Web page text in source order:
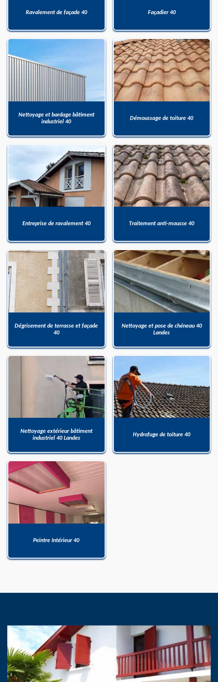
Ravalement de façade 40 Façadier 40
Nettoyage et bardage bâtiment
industriel 40
Démoussage de toiture 40
Entreprise de ravalement 40 Traitement anti-mousse 40
Dégrisement de terrasse et façade
40
Nettoyage et pose de chéneau 40
Landes
Nettoyage extérieur bâtiment
industriel 40 Landes
Hydrofuge de toiture 40
Peintre Intérieur 40